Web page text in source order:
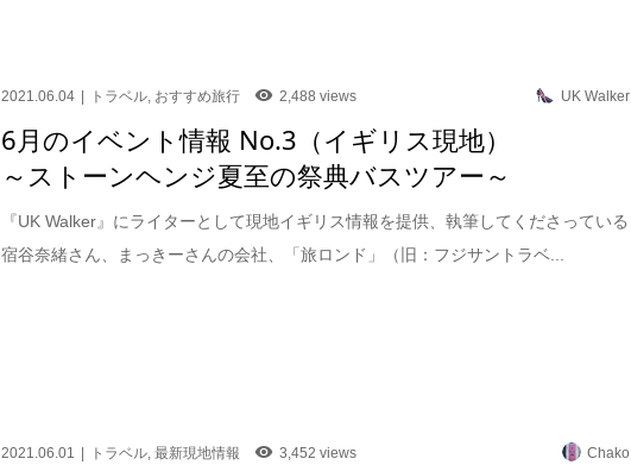
2021.06.04 トラベル, おすすめ旅行 2,488 views UK Walker
6月のイベント情報 No.3（イギリス現地）
～ストーンヘンジ夏至の祭典バスツアー～
『UK Walker』にライターとして現地イギリス情報を提供、執筆してくださっている
宿谷奈緒さん、まっきーさんの会社、「旅ロンド」（旧：フジサントラベ...
2021.06.01 トラベル ,最新現地情報 3,452 views Chako